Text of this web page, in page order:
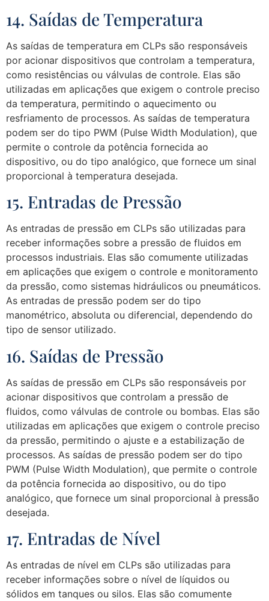
14. Saídas de Temperatura
As saídas de temperatura em CLPs são responsáveis
por acionar dispositivos que controlam a temperatura,
como resistências ou válvulas de controle. Elas são
utilizadas em aplicações que exigem o controle preciso
da temperatura, permitindo o aquecimento ou
resfriamento de processos. As saídas de temperatura
podem ser do tipo PWM (Pulse Width Modulation), que
permite o controle da potência fornecida ao
dispositivo, ou do tipo analógico, que fornece um sinal
proporcional à temperatura desejada.
15. Entradas de Pressão
As entradas de pressão em CLPs são utilizadas para
receber informações sobre a pressão de fluidos em
processos industriais. Elas são comumente utilizadas
em aplicações que exigem o controle e monitoramento
da pressão, como sistemas hidráulicos ou pneumáticos.
As entradas de pressão podem ser do tipo
manométrico, absoluta ou diferencial, dependendo do
tipo de sensor utilizado.
16. Saídas de Pressão
As saídas de pressão em CLPs são responsáveis por
acionar dispositivos que controlam a pressão de
fluidos, como válvulas de controle ou bombas. Elas são
utilizadas em aplicações que exigem o controle preciso
da pressão, permitindo o ajuste e a estabilização de
processos. As saídas de pressão podem ser do tipo
PWM (Pulse Width Modulation), que permite o controle
da potência fornecida ao dispositivo, ou do tipo
analógico, que fornece um sinal proporcional à pressão
desejada.
17. Entradas de Nível
As entradas de nível em CLPs são utilizadas para
receber informações sobre o nível de líquidos ou
sólidos em tanques ou silos. Elas são comumente